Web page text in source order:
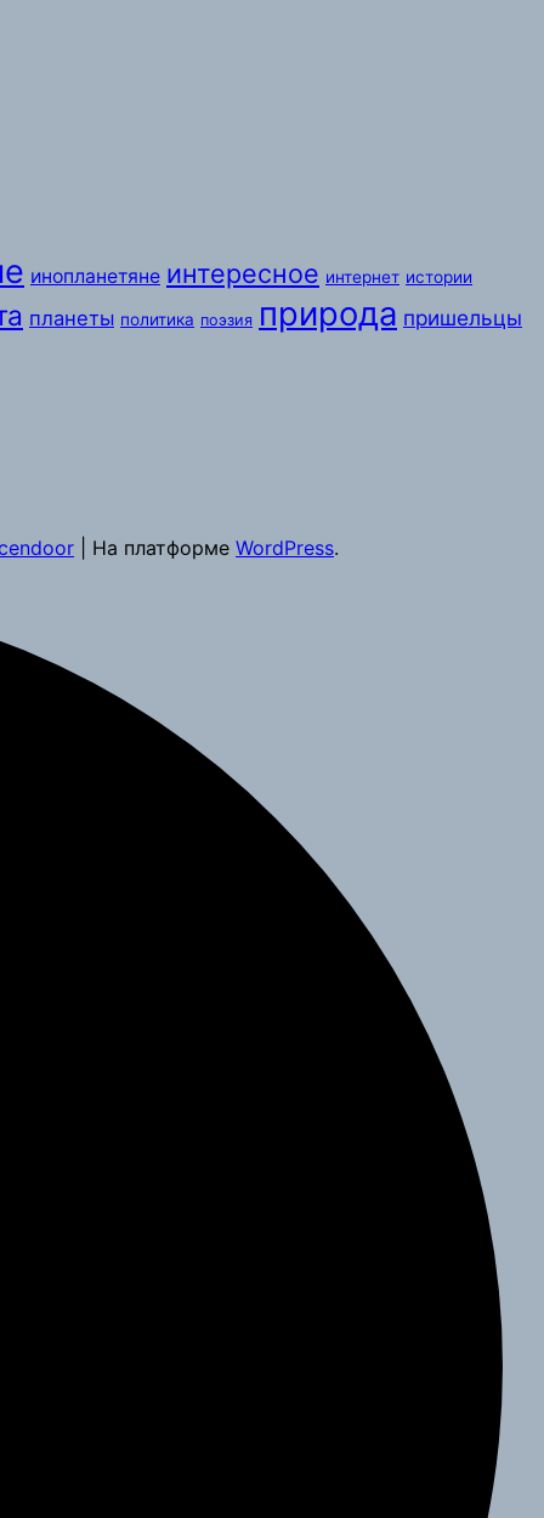
инопланетяне интересное интернет истории
планеты политика поэзия природа пришельцы
| На платформе WordPress.